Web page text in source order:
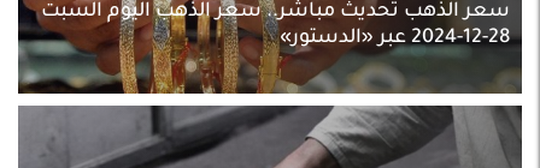
سعر الذهب تحديث مباشر.. سعر الذهب اليوم السبت
28-12-2024 عبر «الدستور»